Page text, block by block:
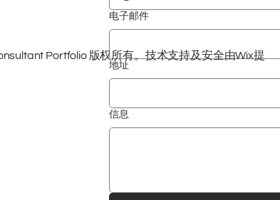
Portfolio 版权所有。技术支持及安全由Wix提
电子邮件
地址
信息